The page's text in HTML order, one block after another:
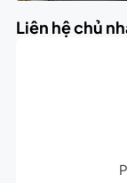
Liên hệ chủ